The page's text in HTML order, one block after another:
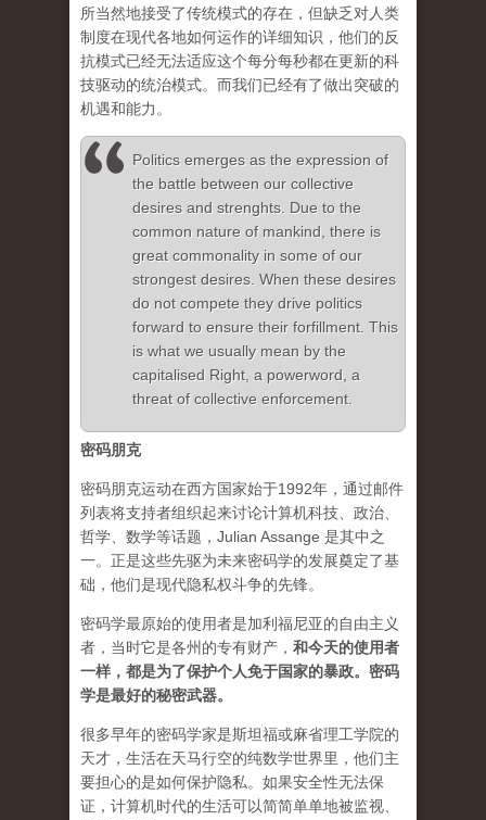
所当然地接受了传统模式的存在，但缺乏对人类
制度在现代各地如何运作的详细知识，他们的反
抗模式已经无法适应这个每分每秒都在更新的科
技驱动的统治模式。而我们已经有了做出突破的
机遇和能力。
Politics emerges as the expression of
the battle between our collective
desires and strenghts. Due to the
common nature of mankind, there is
great commonality in some of our
strongest desires. When these desires
do not compete they drive politics
forward to ensure their forfillment. This
is what we usually mean by the
capitalised Right, a powerword, a
threat of collective enforcement.
密码朋克
密码朋克运动在西方国家始于1992年，通过邮件
列表将支持者组织起来讨论计算机科技、政治、
哲学、数学等话题，Julian Assange 是其中之
一。正是这些先驱为未来密码学的发展奠定了基
础，他们是现代隐私权斗争的先锋。
密码学最原始的使用者是加利福尼亚的自由主义
者，当时它是各州的专有财产， 和今天的使用者
一样，都是为了保护个人免于国家的暴政。密码
学是最好的秘密武器。
很多早年的密码学家是斯坦福或麻省理工学院的
天才，生活在天马行空的纯数学世界里，他们主
要担心的是如何保护隐私。如果安全性无法保
证，计算机时代的生活可以简简单单地被监视、